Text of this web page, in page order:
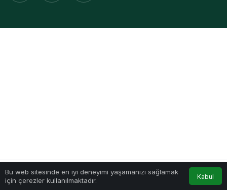
Bu web sitesinde en iyi deneyimi yaşamanızı sağlamak
için çerezler kullanılmaktadır.
Kabul
Anasayfa